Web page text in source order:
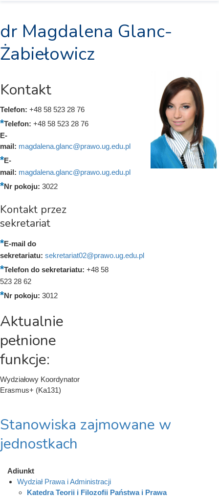
dr Magdalena Glanc-
Żabiełowicz
Kontakt
Telefon: +48 58 523 28 76
Telefon: +48 58 523 28 76
E-
mail: magdalena.glanc@prawo.ug.edu.pl
E-
mail: magdalena.glanc@prawo.ug.edu.pl
Nr pokoju: 3022
Kontakt przez
sekretariat
E-mail do
sekretariatu: sekretariat02@prawo.ug.edu.pl
Telefon do sekretariatu: +48 58
523 28 62
Nr pokoju: 3012
Aktualnie
pełnione
funkcje:
Wydziałowy Koordynator
Erasmus+ (Ka131)
Stanowiska zajmowane w
jednostkach
Adiunkt
Wydział Prawa i Administracji
Katedra Teorii i Filozofii Państwa i Prawa